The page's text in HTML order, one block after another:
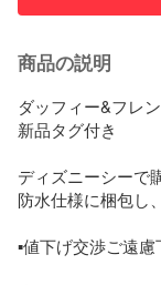
商品の説明
ダッフィー&フレ
新品タグ付き
ディズニーシーで
防水仕様に梱包し
▪️値下げ交渉ご遠慮